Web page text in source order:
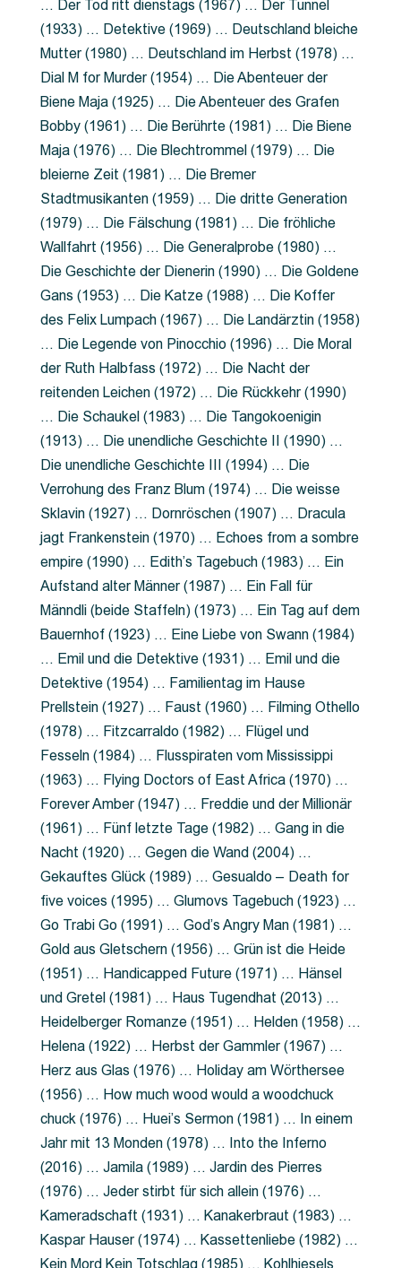
… Der Tod ritt dienstags (1967) … Der Tunnel
(1933) … Detektive (1969) … Deutschland bleiche
Mutter (1980) … Deutschland im Herbst (1978) …
Dial M for Murder (1954) … Die Abenteuer der
Biene Maja (1925) … Die Abenteuer des Grafen
Bobby (1961) … Die Berührte (1981) … Die Biene
Maja (1976) … Die Blechtrommel (1979) … Die
bleierne Zeit (1981) … Die Bremer
Stadtmusikanten (1959) … Die dritte Generation
(1979) … Die Fälschung (1981) … Die fröhliche
Wallfahrt (1956) … Die Generalprobe (1980) …
Die Geschichte der Dienerin (1990) … Die Goldene
Gans (1953) … Die Katze (1988) … Die Koffer
des Felix Lumpach (1967) … Die Landärztin (1958)
… Die Legende von Pinocchio (1996) … Die Moral
der Ruth Halbfass (1972) … Die Nacht der
reitenden Leichen (1972) … Die Rückkehr (1990)
… Die Schaukel (1983) … Die Tangokoenigin
(1913) … Die unendliche Geschichte II (1990) …
Die unendliche Geschichte III (1994) … Die
Verrohung des Franz Blum (1974) … Die weisse
Sklavin (1927) … Dornröschen (1907) … Dracula
jagt Frankenstein (1970) … Echoes from a sombre
empire (1990) … Edith’s Tagebuch (1983) … Ein
Aufstand alter Männer (1987) … Ein Fall für
Männdli (beide Staffeln) (1973) … Ein Tag auf dem
Bauernhof (1923) … Eine Liebe von Swann (1984)
… Emil und die Detektive (1931) … Emil und die
Detektive (1954) … Familientag im Hause
Prellstein (1927) … Faust (1960) … Filming Othello
(1978) … Fitzcarraldo (1982) … Flügel und
Fesseln (1984) … Flusspiraten vom Mississippi
(1963) … Flying Doctors of East Africa (1970) …
Forever Amber (1947) … Freddie und der Millionär
(1961) … Fünf letzte Tage (1982) … Gang in die
Nacht (1920) … Gegen die Wand (2004) …
Gekauftes Glück (1989) … Gesualdo – Death for
five voices (1995) … Glumovs Tagebuch (1923) …
Go Trabi Go (1991) … God’s Angry Man (1981) …
Gold aus Gletschern (1956) … Grün ist die Heide
(1951) … Handicapped Future (1971) … Hänsel
und Gretel (1981) … Haus Tugendhat (2013) …
Heidelberger Romanze (1951) … Helden (1958) …
Helena (1922) … Herbst der Gammler (1967) …
Herz aus Glas (1976) … Holiday am Wörthersee
(1956) … How much wood would a woodchuck
chuck (1976) … Huei’s Sermon (1981) … In einem
Jahr mit 13 Monden (1978) … Into the Inferno
(2016) … Jamila (1989) … Jardin des Pierres
(1976) … Jeder stirbt für sich allein (1976) …
Kameradschaft (1931) … Kanakerbraut (1983) …
Kaspar Hauser (1974) … Kassettenliebe (1982) …
Kein Mord Kein Totschlag (1985) … Kohlhiesels